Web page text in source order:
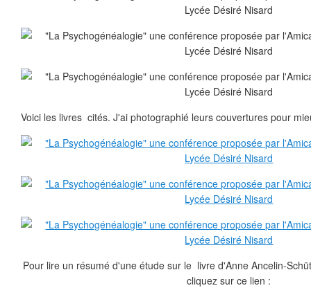
Voici les livres cités. J'ai photographié leurs couvertures pour
Pour lire un résumé d'une étude sur le livre d'Anne Ancelin-
cliquez sur ce lien :